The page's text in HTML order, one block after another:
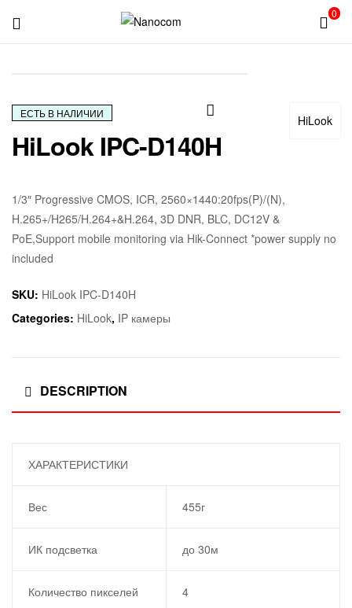
0
🔍
HiLook
ЕСТЬ В НАЛИЧИИ
HiLook IPC-D140H
1/3″ Progressive CMOS, ICR, 2560×1440:20fps(P)/(N),
H.265+/H265/H.264+&H.264, 3D DNR, BLC, DC12V &
PoE,Support mobile monitoring via Hik-Connect *power supply no
included
SKU: HiLook IPC-D140H
Categories: HiLook, IP камеры
DESCRIPTION
ХАРАКТЕРИСТИКИ
Вес 455г
ИК подсветка до 30м
Количество пикселей 4